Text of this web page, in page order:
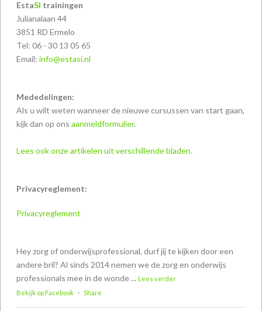
EstaSI trainingen
Julianalaan 44
3851 RD Ermelo
Tel: 06 - 30 13 05 65
Email: info@estasi.nl
Mededelingen:
Als u wilt weten wanneer de nieuwe cursussen van start gaan,
kijk dan op ons aanmeldformulier.
Lees ook onze artikelen uit verschillende bladen.
Privacyreglement:
Privacyreglement
Hey zorg of onderwijsprofessional, durf jij te kijken door een
andere bril? Al sinds 2014 nemen we de zorg en onderwijs
professionals mee in de wonde ... Lees verder
Bekijk op Facebook · Share